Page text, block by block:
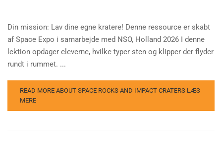
Din mission: Lav dine egne kratere! Denne ressource er skabt
af Space Expo i samarbejde med NSO, Holland 2026 I denne
lektion opdager eleverne, hvilke typer sten og klipper der flyder
rundt i rummet. ...
READ MORE ABOUT SPACE ROCKS AND IMPACT CRATERS LÆS
MERE